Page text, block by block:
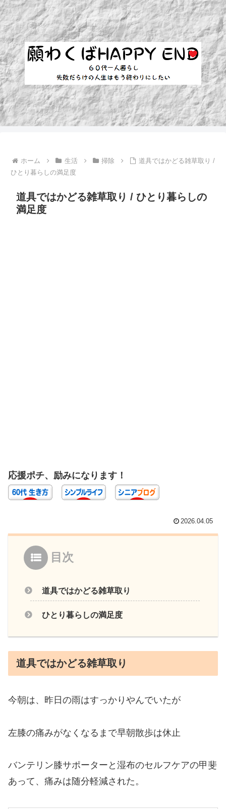
ホーム 生活 掃除
道具ではかどる雑草取り /
ひとり暮らしの満足度
道具ではかどる雑草取り / ひとり暮らしの
満足度
応援ポチ、励みになります！
2026.04.05
目次
道具ではかどる雑草取り
ひとり暮らしの満足度
道具ではかどる雑草取り
今朝は、昨日の雨はすっかりやんでいたが
左膝の痛みがなくなるまで早朝散歩は休止
バンテリン膝サポーターと湿布のセルフケアの甲斐
あって、痛みは随分軽減された。